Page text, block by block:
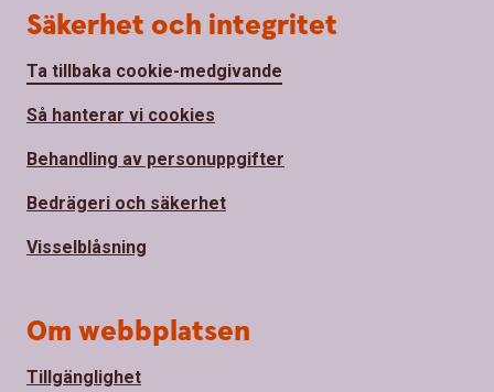
Säkerhet och integritet
Ta tillbaka cookie-medgivande
Så hanterar vi cookies
Behandling av personuppgifter
Bedrägeri och säkerhet
Visselblåsning
Om webbplatsen
Tillgänglighet